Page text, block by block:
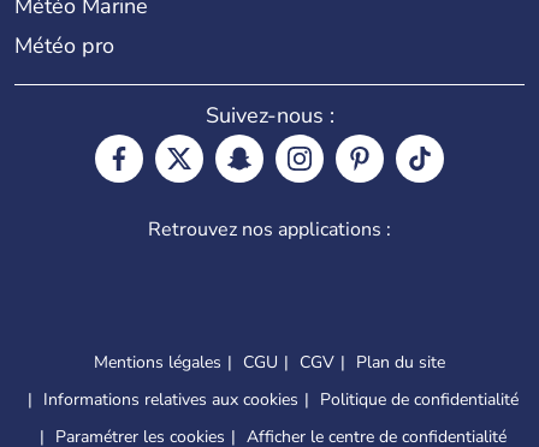
Météo Marine
Météo pro
Suivez-nous :
Retrouvez nos applications :
Mentions légales CGU CGV
Plan du site
Informations relatives aux cookies
Politique de confidentialité
Paramétrer les cookies
Afficher le centre de confidentialité